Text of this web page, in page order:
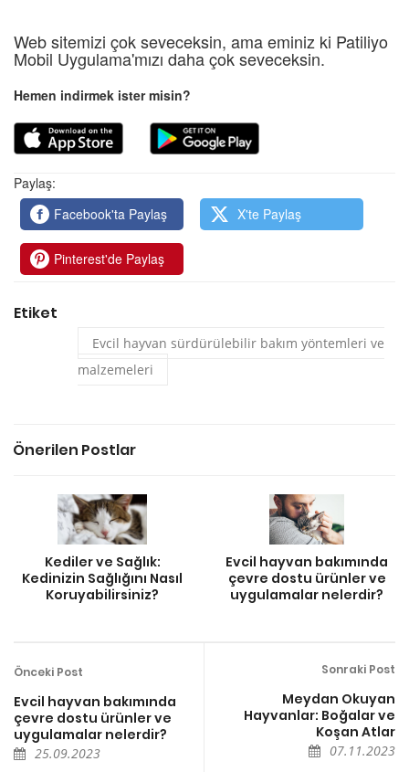
Web sitemizi çok seveceksin, ama eminiz ki Patiliyo
Mobil Uygulama'mızı daha çok seveceksin.
Hemen indirmek ister misin?
Paylaş:
Facebook'ta Paylaş
X'te Paylaş
Pinterest'de Paylaş
Etiket
Evcil hayvan sürdürülebilir bakım yöntemleri ve
malzemeleri
Önerilen Postlar
Kediler ve Sağlık:
Kedinizin Sağlığını Nasıl
Koruyabilirsiniz?
Evcil hayvan bakımında
çevre dostu ürünler ve
uygulamalar nelerdir?
Önceki Post
Evcil hayvan bakımında
çevre dostu ürünler ve
uygulamalar nelerdir?
25.09.2023
Sonraki Post
Meydan Okuyan
Hayvanlar: Boğalar ve
Koşan Atlar
07.11.2023